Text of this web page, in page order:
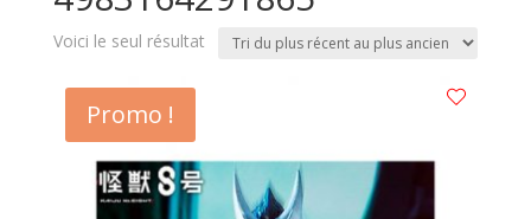
Voici le seul résultat
Promo !